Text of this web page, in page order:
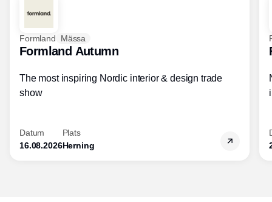
Formland Mässa
Formland Autumn
The most inspiring Nordic interior & design trade
show
Datum
16.08.2026
Plats
Herning